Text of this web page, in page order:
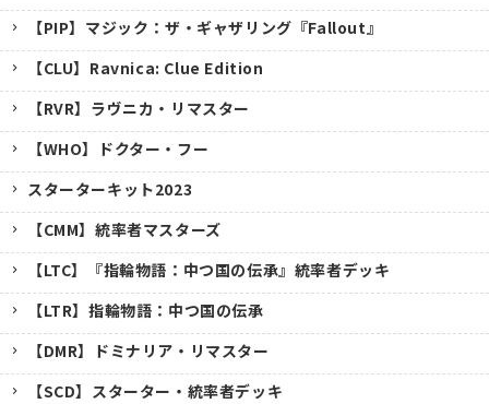
【PIP】マジック：ザ・ギャザリング『Fallout』
【CLU】Ravnica: Clue Edition
【RVR】ラヴニカ・リマスター
【WHO】ドクター・フー
スターターキット2023
【CMM】統率者マスターズ
【LTC】『指輪物語：中つ国の伝承』統率者デッキ
【LTR】指輪物語：中つ国の伝承
【DMR】ドミナリア・リマスター
【SCD】スターター・統率者デッキ